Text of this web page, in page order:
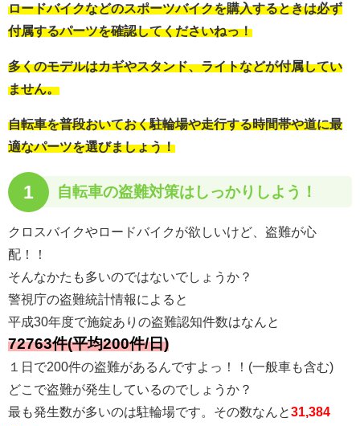
ロードバイクなどのスポーツバイクを購入するときは必ず
付属するパーツを確認してくださいねっ！
多くのモデルはカギやスタンド、ライトなどが付属してい
ません。
自転車を普段おいておく駐輪場や走行する時間帯や道に最
適なパーツを選びましょう！
1 自転車の盗難対策はしっかりしよう！
クロスバイクやロードバイクが欲しいけど、盗難が心
配！！
そんなかたも多いのではないでしょうか？
警視庁の盗難統計情報によると
平成30年度で施錠ありの盗難認知件数はなんと
72763件(平均200件/日)
１日で200件の盗難があるんですよっ！！(一般車も含む)
どこで盗難が発生しているのでしょうか？
最も発生数が多いのは駐輪場です。その数なんと31,384